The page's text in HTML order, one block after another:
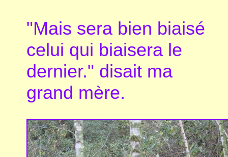
"Mais sera bien biaisé
celui qui biaisera le
dernier." disait ma
grand mère.